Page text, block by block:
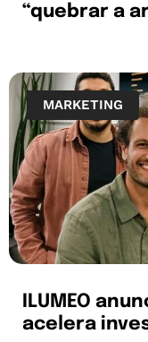
“quebrar a
MARKETING
ILUMEO
acelera